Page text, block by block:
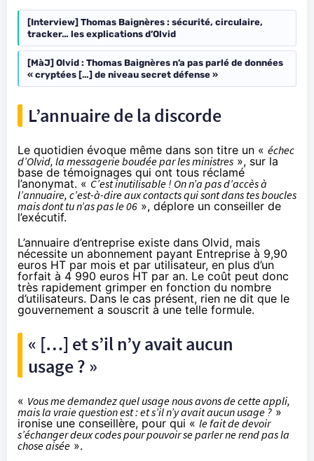
[Interview] Thomas Baignères : sécurité, circulaire,
tracker… les explications d’Olvid
[MàJ] Olvid : Thomas Baignères n’a pas parlé de données
« cryptées […] de niveau secret défense »
L’annuaire de la discorde
Le quotidien évoque même dans son titre un « échec
d’Olvid, la messagerie boudée par les ministres », sur la
base de témoignages qui ont tous réclamé
l’anonymat. « C’est inutilisable ! On n’a pas d’accès à
l’annuaire, c’est-à-dire aux contacts qui sont dans tes boucles
mais dont tu n’as pas le 06 », déplore un conseiller de
l’exécutif.
L’annuaire d’entreprise existe dans Olvid, mais
nécessite un abonnement payant Entreprise à 9,90
euros HT par mois et par utilisateur, en plus d’un
forfait à 4 990 euros HT par an. Le coût peut donc
très rapidement grimper en fonction du nombre
d’utilisateurs. Dans le cas présent, rien ne dit que le
gouvernement a souscrit à une telle formule.
« […] et s’il n’y avait aucun
usage ? »
« Vous me demandez quel usage nous avons de cette appli,
mais la vraie question est : et s’il n’y avait aucun usage ? »
ironise une conseillère, pour qui « le fait de devoir
s’échanger deux codes pour pouvoir se parler ne rend pas la
chose aisée ».